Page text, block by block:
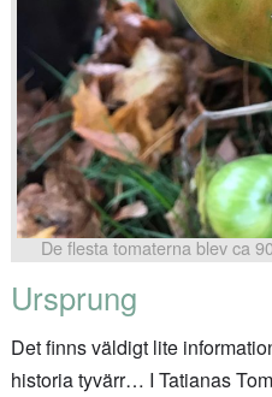
De flesta tomaterna blev ca
Ursprung
Det finns väldigt lite
historia tyvärr… I Tatianas